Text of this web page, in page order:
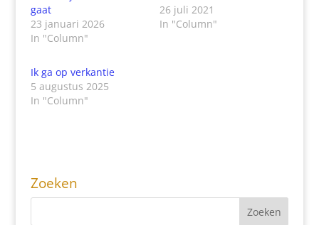
gaat
23 januari 2026
In "Column"
26 juli 2021
In "Column"
Ik ga op verkantie
5 augustus 2025
In "Column"
Zoeken